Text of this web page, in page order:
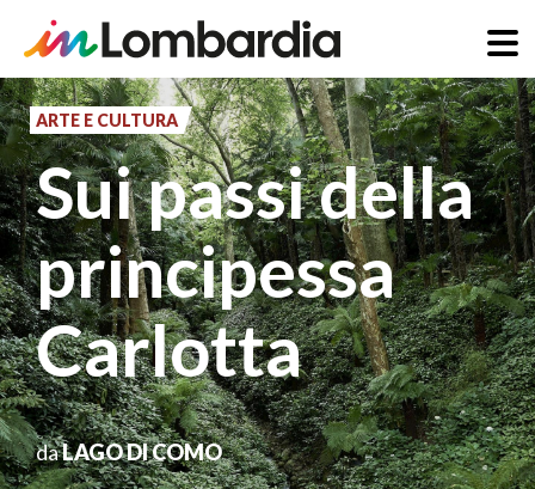
Salta
al
contenuto
principale
ARTE E CULTURA
Sui passi della
principessa
Carlotta
daLAGO DI COMO